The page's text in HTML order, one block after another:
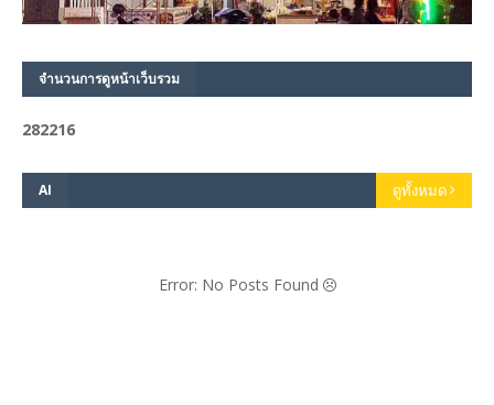
จำนวนการดูหน้าเว็บรวม
282216
AI ดูทั้งหมด
Error: No Posts Found